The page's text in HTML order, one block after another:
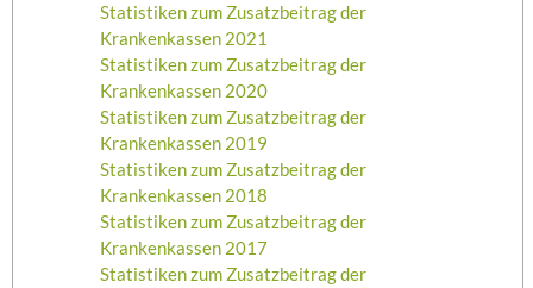
Statistiken zum Zusatzbeitrag der
Krankenkassen 2021
Statistiken zum Zusatzbeitrag der
Krankenkassen 2020
Statistiken zum Zusatzbeitrag der
Krankenkassen 2019
Statistiken zum Zusatzbeitrag der
Krankenkassen 2018
Statistiken zum Zusatzbeitrag der
Krankenkassen 2017
Statistiken zum Zusatzbeitrag der